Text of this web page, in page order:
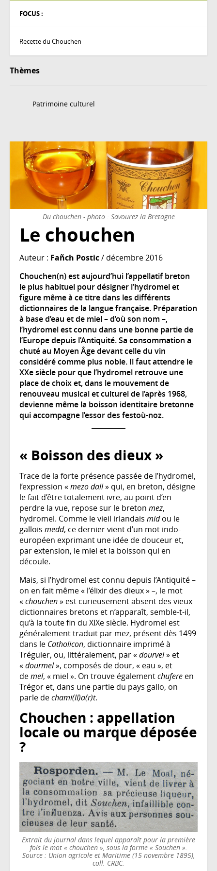
FOCUS :
Recette du Chouchen
Thèmes
Patrimoine culturel
Du chouchen - photo : Savourez la Bretagne
Le chouchen
Auteur : Fañch Postic/ décembre 2016
Chouchen(n) est aujourd’hui l’appellatif breton
le plus habituel pour désigner l’hydromel et
figure même à ce titre dans les différents
dictionnaires de la langue française. Préparation
à base d’eau et de miel – d’où son nom –,
l’hydromel est connu dans une bonne partie de
l’Europe depuis l’Antiquité. Sa consommation a
chuté au Moyen Âge devant celle du vin
considéré comme plus noble. Il faut attendre le
XXe siècle pour que l’hydromel retrouve une
place de choix et, dans le mouvement de
renouveau musical et culturel de l’après 1968,
devienne même la boisson identitaire bretonne
qui accompagne l’essor des festoù-noz.
« Boisson des dieux »
Trace de la forte présence passée de l’hydromel,
l’expression «mezo dall» qui, en breton, désigne
le fait d’être totalement ivre, au point d’en
perdre la vue, repose sur le breton mez,
hydromel. Comme le vieil irlandais midou le
gallois medd, ce dernier vient d’un mot indo-
européen exprimant une idée de douceur et,
par extension, le miel et la boisson qui en
découle.
Mais, si l’hydromel est connu depuis l’Antiquité –
on en fait même « l’élixir des dieux » –, le mot
«chouchen» est curieusement absent des vieux
dictionnaires bretons et n’apparaît, semble-t-il,
qu’à la toute fin du XIXe siècle. Hydromel est
généralement traduit par mez, présent dès 1499
dans le Catholicon, dictionnaire imprimé à
Tréguier, ou, littéralement, par «dourvel» et
«dourmel», composés de dour, « eau », et
demel, « miel ». On trouve égalementchufere en
Trégor et, dans une partie du pays gallo, on
parle dechami(ll)a(r)t.
Chouchen : appellation
locale ou marque déposée
?
Extrait du journal dans lequel apparaît pour la première
fois le mot « chouchen », sous la forme « Souchen ».
Source : Union agricole et Maritime (15 novembre 1895),
coll. CRBC.